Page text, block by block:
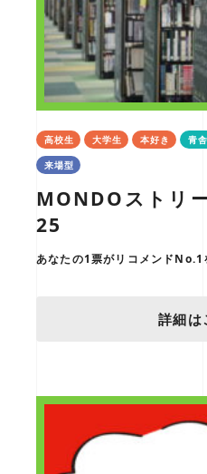
高校生 大学生 本好き 青
来場型
MONDOストリ
25
あなたの1票がリコメンドNo.1
詳細は